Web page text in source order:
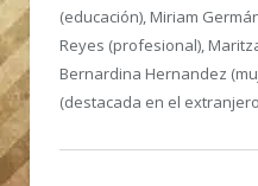
(educación), Miriam
Reyes (profesional),
Bernardina Hernandez
(destacada en el